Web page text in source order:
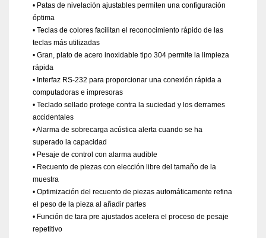
• Patas de nivelación ajustables permiten una configuración
óptima
• Teclas de colores facilitan el reconocimiento rápido de las
teclas más utilizadas
• Gran, plato de acero inoxidable tipo 304 permite la limpieza
rápida
• Interfaz RS-232 para proporcionar una conexión rápida a
computadoras e impresoras
• Teclado sellado protege contra la suciedad y los derrames
accidentales
• Alarma de sobrecarga acústica alerta cuando se ha
superado la capacidad
• Pesaje de control con alarma audible
• Recuento de piezas con elección libre del tamaño de la
muestra
• Optimización del recuento de piezas automáticamente refina
el peso de la pieza al añadir partes
• Función de tara pre ajustados acelera el proceso de pesaje
repetitivo